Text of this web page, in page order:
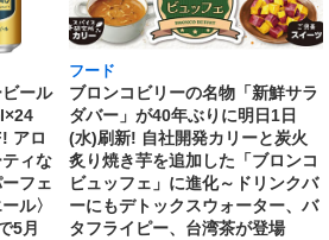
ビール
アロ
ィな
フェ
ル〉
5月
フード
ブロンコビリーの名物「新鮮サラ
ダバー」が40年ぶりに明日1日
(水)刷新! 自社開発カリーと炭火
炙り焼き芋を追加した「ブロンコ
ビュッフェ」に進化～ドリンクバ
ーにもデトックスウォーター、バ
タフライピー、台湾茶が登場